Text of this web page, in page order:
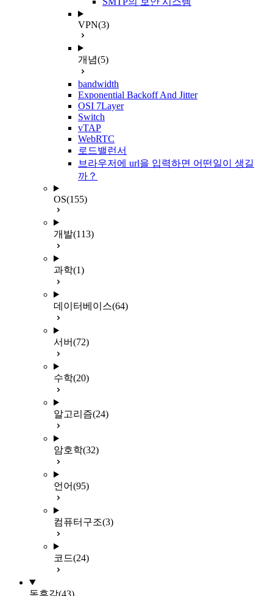
VPN(3)
개념(5)
bandwidth
Exponential Backoff And Jitter
OSI 7Layer
Switch
vTAP
WebRTC
로드밸런서
브라우저에 url을 입력하면 어떤일이 생길
까？
OS(155)
개발(113)
과학(1)
데이터베이스(64)
서버(72)
수학(20)
알고리즘(24)
암호학(32)
언어(95)
컴퓨터구조(3)
코드(24)
독후감(43)